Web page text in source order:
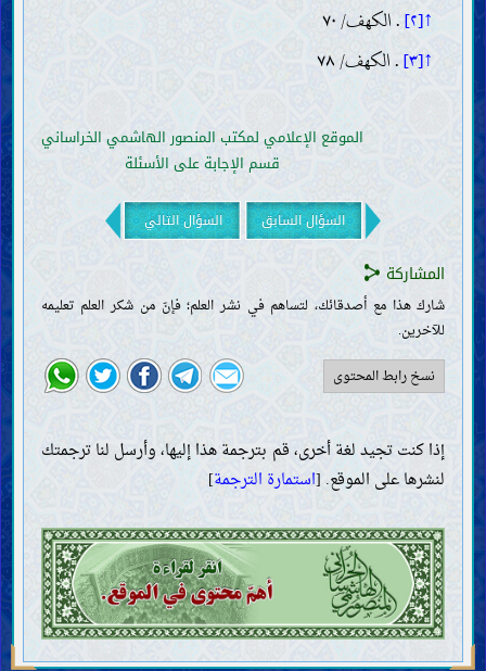
↑[٢] . الكهف/ ٧٠
↑[٣] . الكهف/ ٧٨
الموقع الإعلامي لمكتب المنصور الهاشمي الخراساني
قسم الإجابة على الأسئلة
السؤال السابق السؤال التالي
المشاركة
شارك هذا مع أصدقائك، لتساهم في نشر العلم؛ فإنّ من شكر العلم تعليمه
للآخرين.
نسخ رابط المحتوى
إذا كنت تجيد لغة أخرى، قم بترجمة هذا إليها، وأرسل لنا ترجمتك
لنشرها على الموقع. [استمارة الترجمة]